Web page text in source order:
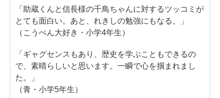
「助蔵くんと信長様の千鳥ちゃんに対するツッコミが
とても面白い。あと、れきしの勉強にもなる。」
（こうぺん大好き・小学4年生）
「ギャグセンスもあり、歴史を学ぶこともできるの
で、素晴らしいと思います。一瞬で心を掴まれまし
た。」
（青・小学5年生）